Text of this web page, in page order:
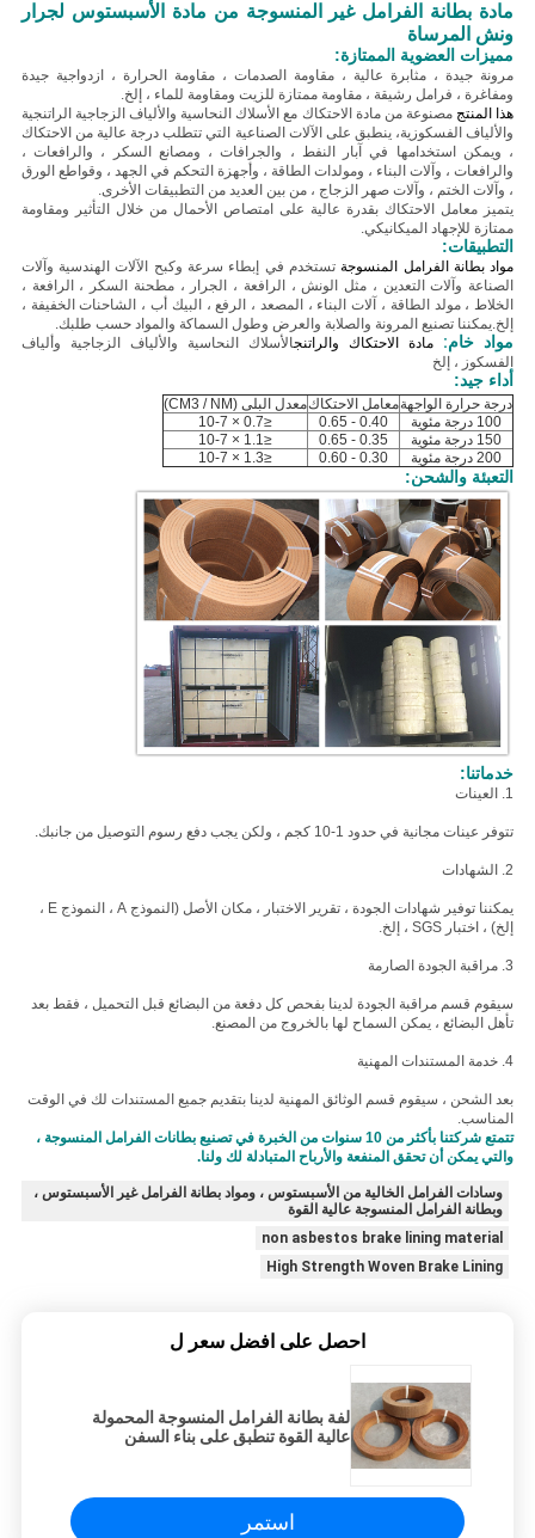
مادة بطانة الفرامل غير المنسوجة من مادة الأسبستوس لجرار
ونش المرساة
مميزات العضوية الممتازة:
مرونة جيدة ، مثابرة عالية ، مقاومة الصدمات ، مقاومة الحرارة ، ازدواجية جيدة
ومفاغرة ، فرامل رشيقة ، مقاومة ممتازة للزيت ومقاومة للماء ، إلخ.
هذا المنتج مصنوعة من مادة الاحتكاك مع الأسلاك النحاسية والألياف الزجاجية الراتنجية
والألياف الفسكوزية، ينطبق على الآلات الصناعية التي تتطلب درجة عالية من الاحتكاك
، ويمكن استخدامها في آبار النفط ، والجرافات ، ومصانع السكر ، والرافعات ،
والرافعات ، وآلات البناء ، ومولدات الطاقة ، وأجهزة التحكم في الجهد ، وقواطع الورق
، وآلات الختم ، وآلات صهر الزجاج ، من بين العديد من التطبيقات الأخرى.
يتميز معامل الاحتكاك بقدرة عالية على امتصاص الأحمال من خلال التأثير ومقاومة
ممتازة للإجهاد الميكانيكي.
التطبيقات:
مواد بطانة الفرامل المنسوجة تستخدم في إبطاء سرعة وكبح الآلات الهندسية وآلات
الصناعة وآلات التعدين ، مثل الونش ، الرافعة ، الجرار ، مطحنة السكر ، الرافعة ،
الخلاط ، مولد الطاقة ، آلات البناء ، المصعد ، الرفع ، البيك أب ، الشاحنات الخفيفة ،
إلخ.يمكننا تصنيع المرونة والصلابة والعرض وطول السماكة والمواد حسب طلبك.
مواد خام: مادة الاحتكاك والراتنجالأسلاك النحاسية والألياف الزجاجية وألياف
الفسكوز ، إلخ
أداء جيد:
درجة حرارة الواجهةمعامل الاحتكاكمعدل البلى (CM3 / NM)
100 درجة مئوية
0.40 - 0.65
≤0.7 × 10-7
150 درجة مئوية
0.35 - 0.65
≤1.1 × 10-7
200 درجة مئوية
0.30 - 0.60
≤1.3 × 10-7
التعبئة والشحن:
خدماتنا:
1. العينات
تتوفر عينات مجانية في حدود 1-10 كجم ، ولكن يجب دفع رسوم التوصيل من جانبك.
2. الشهادات
يمكننا توفير شهادات الجودة ، تقرير الاختبار ، مكان الأصل (النموذج A ، النموذج E ،
إلخ) ، اختبار SGS ، إلخ.
3. مراقبة الجودة الصارمة
سيقوم قسم مراقبة الجودة لدينا بفحص كل دفعة من البضائع قبل التحميل ، فقط بعد
تأهل البضائع ، يمكن السماح لها بالخروج من المصنع.
4. خدمة المستندات المهنية
بعد الشحن ، سيقوم قسم الوثائق المهنية لدينا بتقديم جميع المستندات لك في الوقت
المناسب.
تتمتع شركتنا بأكثر من 10 سنوات من الخبرة في تصنيع بطانات الفرامل المنسوجة ،
والتي يمكن أن تحقق المنفعة والأرباح المتبادلة لك ولنا.
وسادات الفرامل الخالية من الأسبستوس ، ومواد بطانة الفرامل غير الأسبستوس ،
وبطانة الفرامل المنسوجة عالية القوة
non asbestos brake lining material
High Strength Woven Brake Lining
احصل على افضل سعر ل
لفة بطانة الفرامل المنسوجة المحمولة
عالية القوة تنطبق على بناء السفن
استمر